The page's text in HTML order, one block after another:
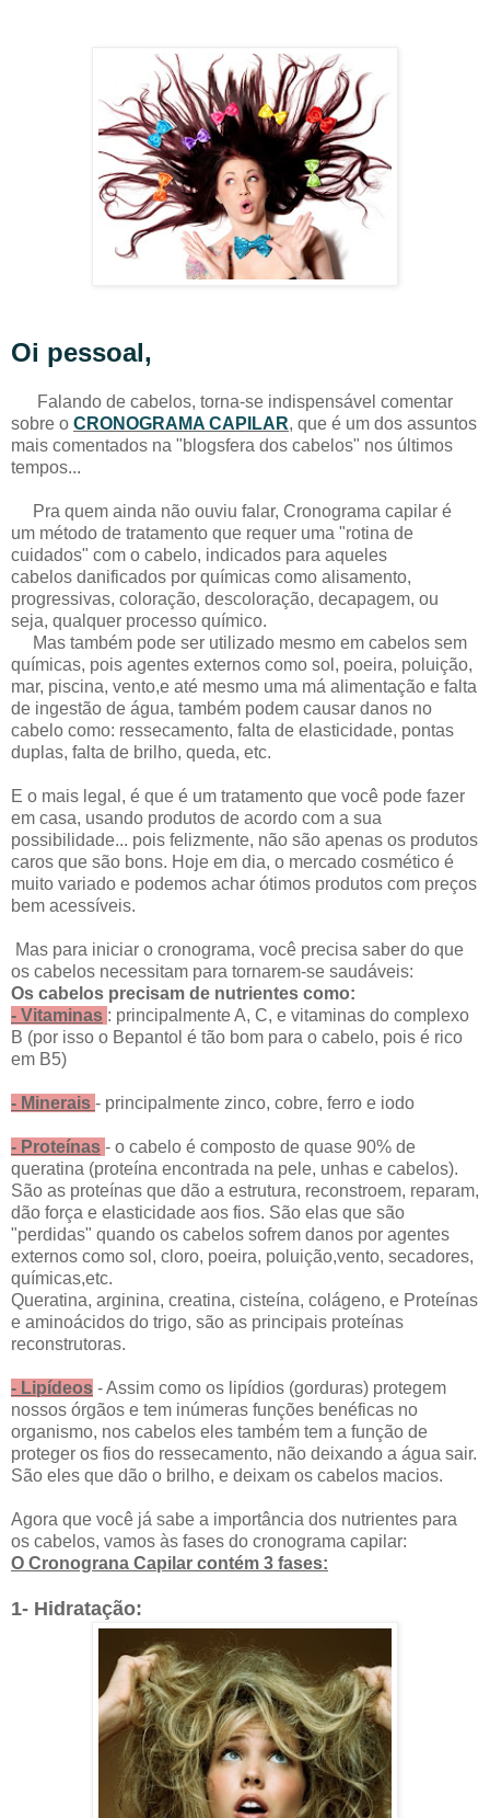
Oi pessoal,
Falando de cabelos, torna-se indispensável comentar
sobre o CRONOGRAMA CAPILAR, que é um dos assuntos
mais comentados na "blogsfera dos cabelos" nos últimos
tempos...
Pra quem ainda não ouviu falar, Cronograma capilar é
um método de tratamento que requer uma "rotina de
cuidados" com o cabelo, indicados para aqueles
cabelos danificados por químicas como alisamento,
progressivas, coloração, descoloração, decapagem, ou
seja, qualquer processo químico.
Mas também pode ser utilizado mesmo em cabelos sem
químicas, pois agentes externos como sol, poeira, poluição,
mar, piscina, vento,e até mesmo uma má alimentação e falta
de ingestão de água, também podem causar danos no
cabelo como: ressecamento, falta de elasticidade, pontas
duplas, falta de brilho, queda, etc.
E o mais legal, é que é um tratamento que você pode fazer
em casa, usando produtos de acordo com a sua
possibilidade... pois felizmente, não são apenas os produtos
caros que são bons. Hoje em dia, o mercado cosmético é
muito variado e podemos achar ótimos produtos com preços
bem acessíveis.
Mas para iniciar o cronograma, você precisa saber do que
os cabelos necessitam para tornarem-se saudáveis:
Os cabelos precisam de nutrientes como:
- Vitaminas : principalmente A, C, e vitaminas do complexo
B (por isso o Bepantol é tão bom para o cabelo, pois é rico
em B5)
- Minerais - principalmente zinco, cobre, ferro e iodo
- Proteínas - o cabelo é composto de quase 90% de
queratina (proteína encontrada na pele, unhas e cabelos).
São as proteínas que dão a estrutura, reconstroem, reparam,
dão força e elasticidade aos fios. São elas que são
"perdidas" quando os cabelos sofrem danos por agentes
externos como sol, cloro, poeira, poluição,vento, secadores,
químicas,etc.
Queratina, arginina, creatina, cisteína, colágeno, e Proteínas
e aminoácidos do trigo, são as principais proteínas
reconstrutoras.
- Lipídeos - Assim como os lipídios (gorduras) protegem
nossos órgãos e tem inúmeras funções benéficas no
organismo, nos cabelos eles também tem a função de
proteger os fios do ressecamento, não deixando a água sair.
São eles que dão o brilho, e deixam os cabelos macios.
Agora que você já sabe a importância dos nutrientes para
os cabelos, vamos às fases do cronograma capilar:
O Cronograna Capilar contém 3 fases:
1- Hidratação: